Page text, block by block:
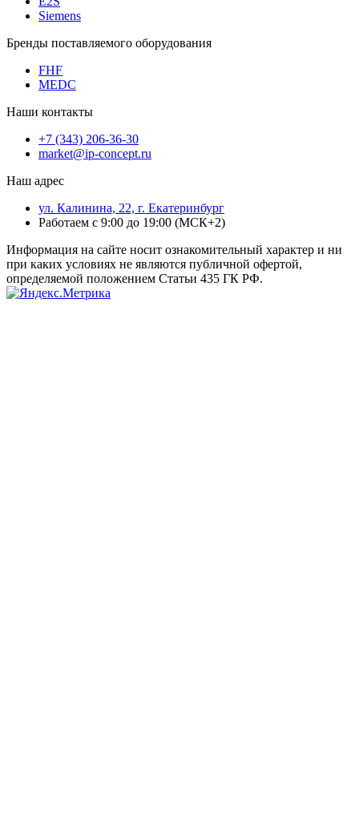
Siemens
Бренды поставляемого оборудования
FHF
MEDC
Наши контакты
+7 (343) 206-36-30
market@ip-concept.ru
Наш адрес
ул. Калинина, 22, г. Екатеринбург
Работаем с 9:00 до 19:00 (МСК+2)
Информация на сайте носит ознакомительный характер и ни
при каких условиях не являются публичной офертой,
определяемой положением Статьи 435 ГК РФ.